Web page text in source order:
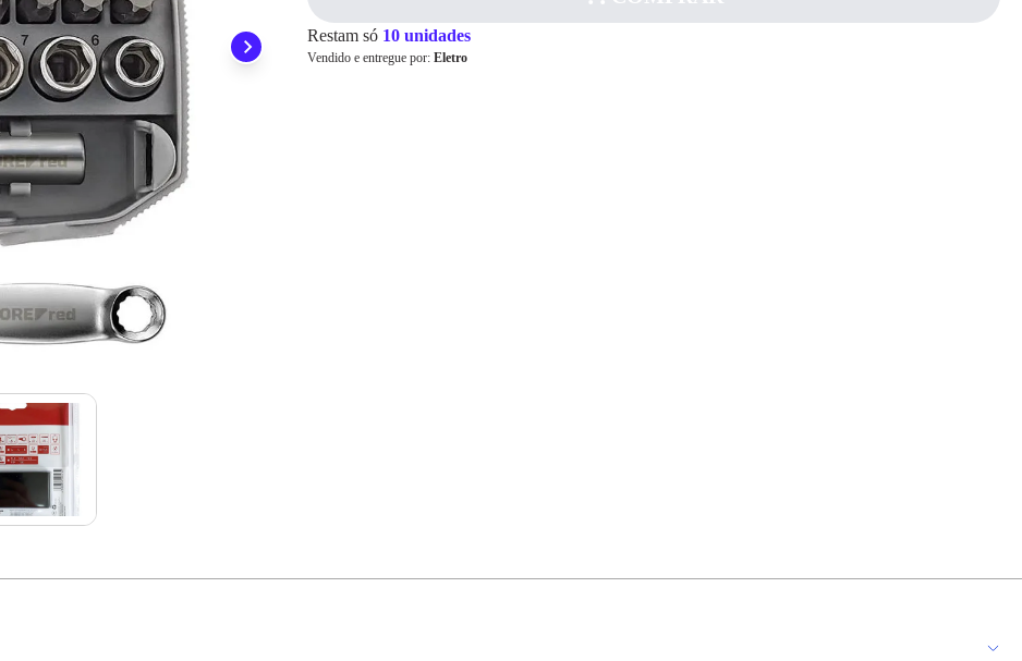
ainda conta com a devolução grátis em até 7 dias.
Pix
Cartão de
Para pagamento via PIX será gerada uma chave e um QR
Code ao finalizar o processo de compra.
Restam só 10 unidades
Vendido e entregue por: Eletro